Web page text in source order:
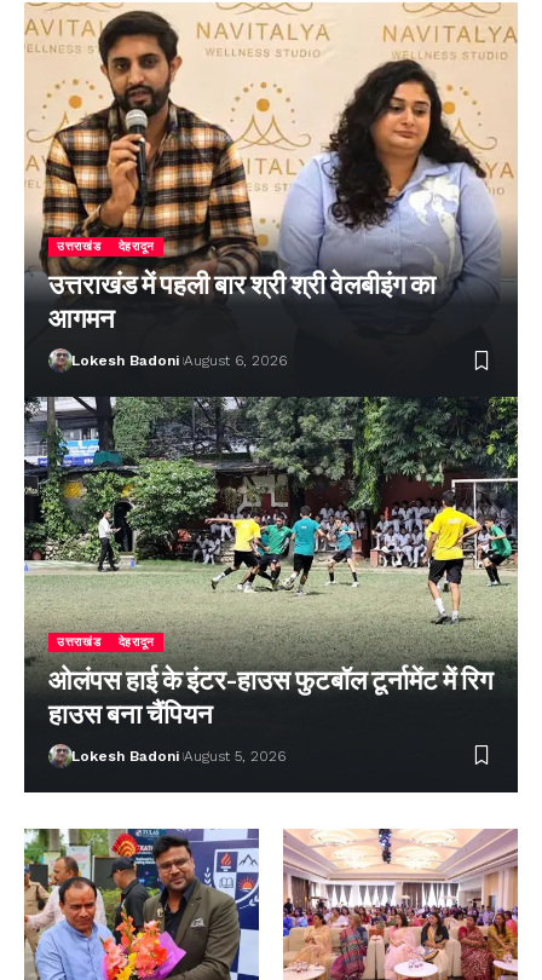
उत्तराखंड देहरादून
उत्तराखंड में पहली बार श्री श्री वेलबीइंग का
आगमन
Lokesh Badoni August 6, 2026
उत्तराखंड देहरादून
ओलंपस हाई के इंटर-हाउस फुटबॉल टूर्नामेंट में रिग
हाउस बना चैंपियन
Lokesh Badoni August 5, 2026